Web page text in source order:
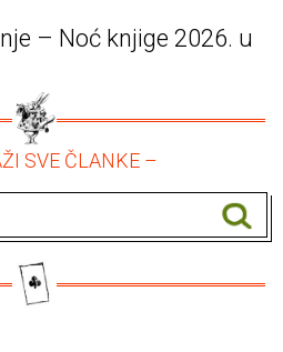
– Noć knjige 2026. u
SVE ČLANKE –